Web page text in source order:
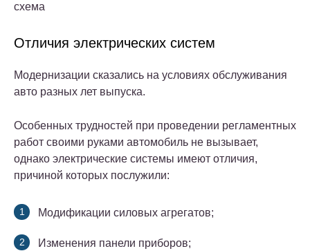
схема
Отличия электрических систем
Модернизации сказались на условиях обслуживания
авто разных лет выпуска.
Особенных трудностей при проведении регламентных
работ своими руками автомобиль не вызывает,
однако электрические системы имеют отличия,
причиной которых послужили:
Модификации силовых агрегатов;
Изменения панели приборов;